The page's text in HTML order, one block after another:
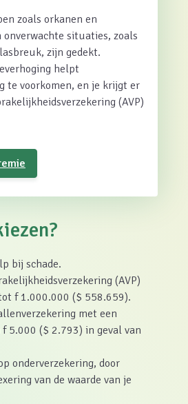
zoals orkanen en
onverwachte situaties, zoals
zijn gedekt.
helpt
te voorkomen, en je krijgt er
(AVP)
bij schade.
(AVP)
f 1.000.000 ($ 558.659).
met een
5.000 ($ 2.793) in geval van
onderverzekering, door
van de waarde van je